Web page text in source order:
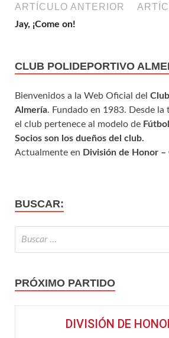
ARTÍCULO ANTERIOR
Jay, ¡Come on!
CLUB POLIDEPORTIVO
Bienvenidos a la Web Oficial del
Almería. Fundado en 1983. Desde
el club pertenece al modelo de
Socios son los dueños del club.
Actualmente en División de Honor –
BUSCAR:
PRÓXIMO PARTIDO
DIVISIÓN DE